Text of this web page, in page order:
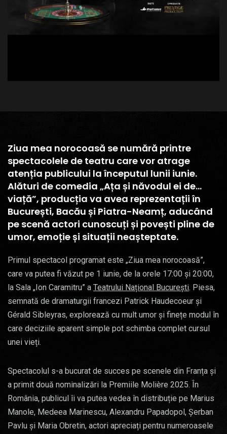
Ziua mea norocoasă se numără printre
spectacolele de teatru care vor atrage
atenția publicului la începutul lunii iunie.
Alături de comedia „Ața și năvodul ei de…
viață”, producția va avea reprezentații în
București, Bacău și Piatra-Neamț, aducând
pe scenă actori cunoscuți și povești pline de
umor, emoție și situații neașteptate.
Primul spectacol programat este „Ziua mea norocoasă”,
care va putea fi văzut pe 1 iunie, de la orele 17:00 și 20:00,
la Sala „Ion Caramitru” a Teatrului Național București. Piesa,
semnată de dramaturgii francezi Patrick Haudecoeur și
Gérald Sibleyras, explorează cu mult umor și finețe modul în
care deciziile aparent simple pot schimba complet cursul
unei vieți.
Spectacolul s-a bucurat de succes pe scenele din Franța și
a primit două nominalizări la Premiile Molière 2025. În
România, publicul îi va putea vedea în distribuție pe Marius
Manole, Medeea Marinescu, Alexandru Papadopol, Șerban
Pavlu și Maria Obretin, actori apreciați pentru numeroasele